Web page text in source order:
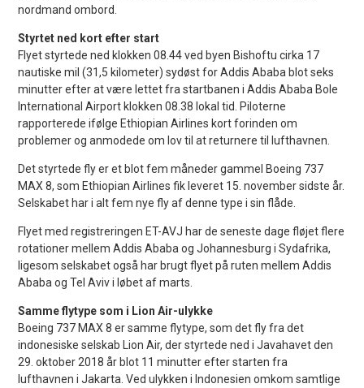
nordmand ombord.
Styrtet ned kort efter start
Flyet styrtede ned klokken 08.44 ved byen Bishoftu cirka 17
nautiske mil (31,5 kilometer) sydøst for Addis Ababa blot seks
minutter efter at være lettet fra startbanen i Addis Ababa Bole
International Airport klokken 08.38 lokal tid. Piloterne
rapporterede ifølge Ethiopian Airlines kort forinden om
problemer og anmodede om lov til at returnere til lufthavnen.
Det styrtede fly er et blot fem måneder gammel Boeing 737
MAX 8, som Ethiopian Airlines fik leveret 15. november sidste år.
Selskabet har i alt fem nye fly af denne type i sin flåde.
Flyet med registreringen ET-AVJ har de seneste dage fløjet flere
rotationer mellem Addis Ababa og Johannesburg i Sydafrika,
ligesom selskabet også har brugt flyet på ruten mellem Addis
Ababa og Tel Aviv i løbet af marts.
Samme flytype som i Lion Air-ulykke
Boeing 737 MAX 8 er samme flytype, som det fly fra det
indonesiske selskab Lion Air, der styrtede ned i Javahavet den
29. oktober 2018 år blot 11 minutter efter starten fra
lufthavnen i Jakarta. Ved ulykken i Indonesien omkom samtlige